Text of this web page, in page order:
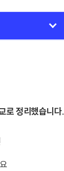
로 정리했습니다.